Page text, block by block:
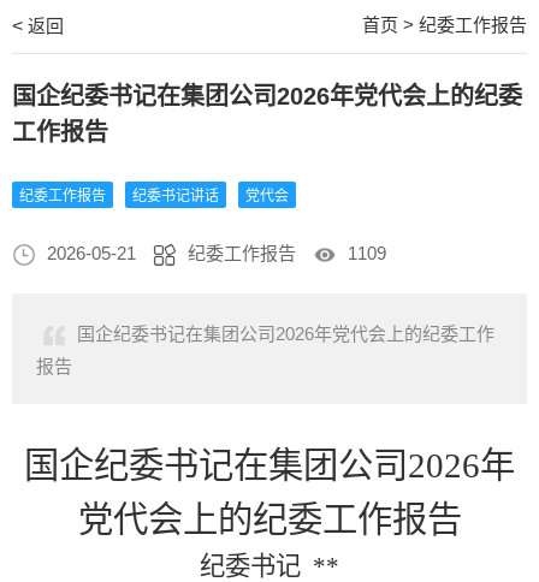
< 返回 首页 > 纪委工作报告
国企纪委书记在集团公司2026年党代会上的纪委
工作报告
纪委工作报告 纪委书记讲话 党代会
2026-05-21 纪委工作报告 1109
国企纪委书记在集团公司2026年党代会上的纪委工作
报告
国企纪委书记在集团 公司2026年
党代会上的纪委工作报告
纪委书记 **